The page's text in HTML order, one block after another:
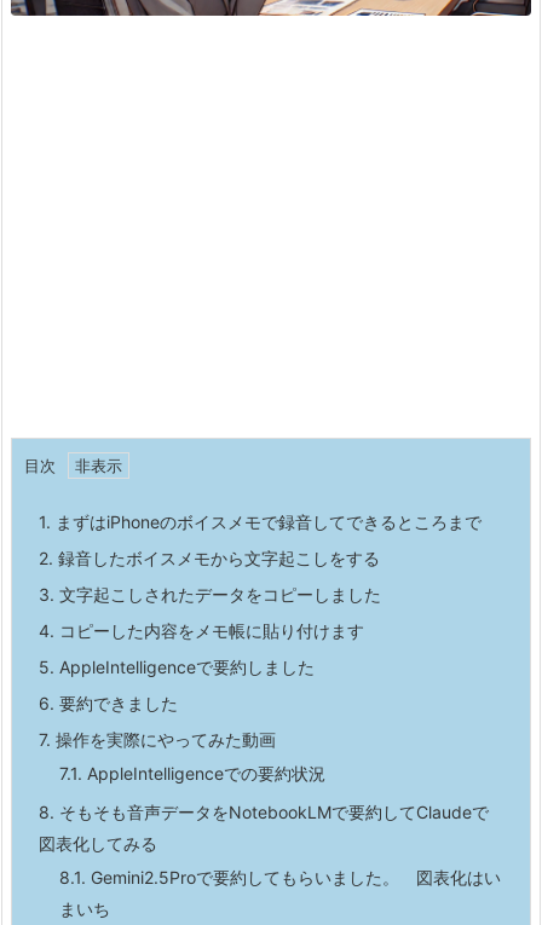
目次
1. まずはiPhoneのボイスメモで録音してできるところまで
2. 録音したボイスメモから文字起こしをする
3. 文字起こしされたデータをコピーしました
4. コピーした内容をメモ帳に貼り付けます
5. AppleIntelligenceで要約しました
6. 要約できました
7. 操作を実際にやってみた動画
7.1. AppleIntelligenceでの要約状況
8. そもそも音声データをNotebookLMで要約してClaudeで
図表化してみる
8.1. Gemini2.5Proで要約してもらいました。 図表化はい
まいち